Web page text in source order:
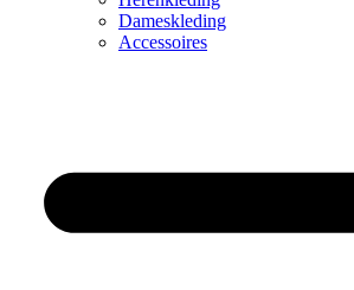
Dameskleding
Accessoires